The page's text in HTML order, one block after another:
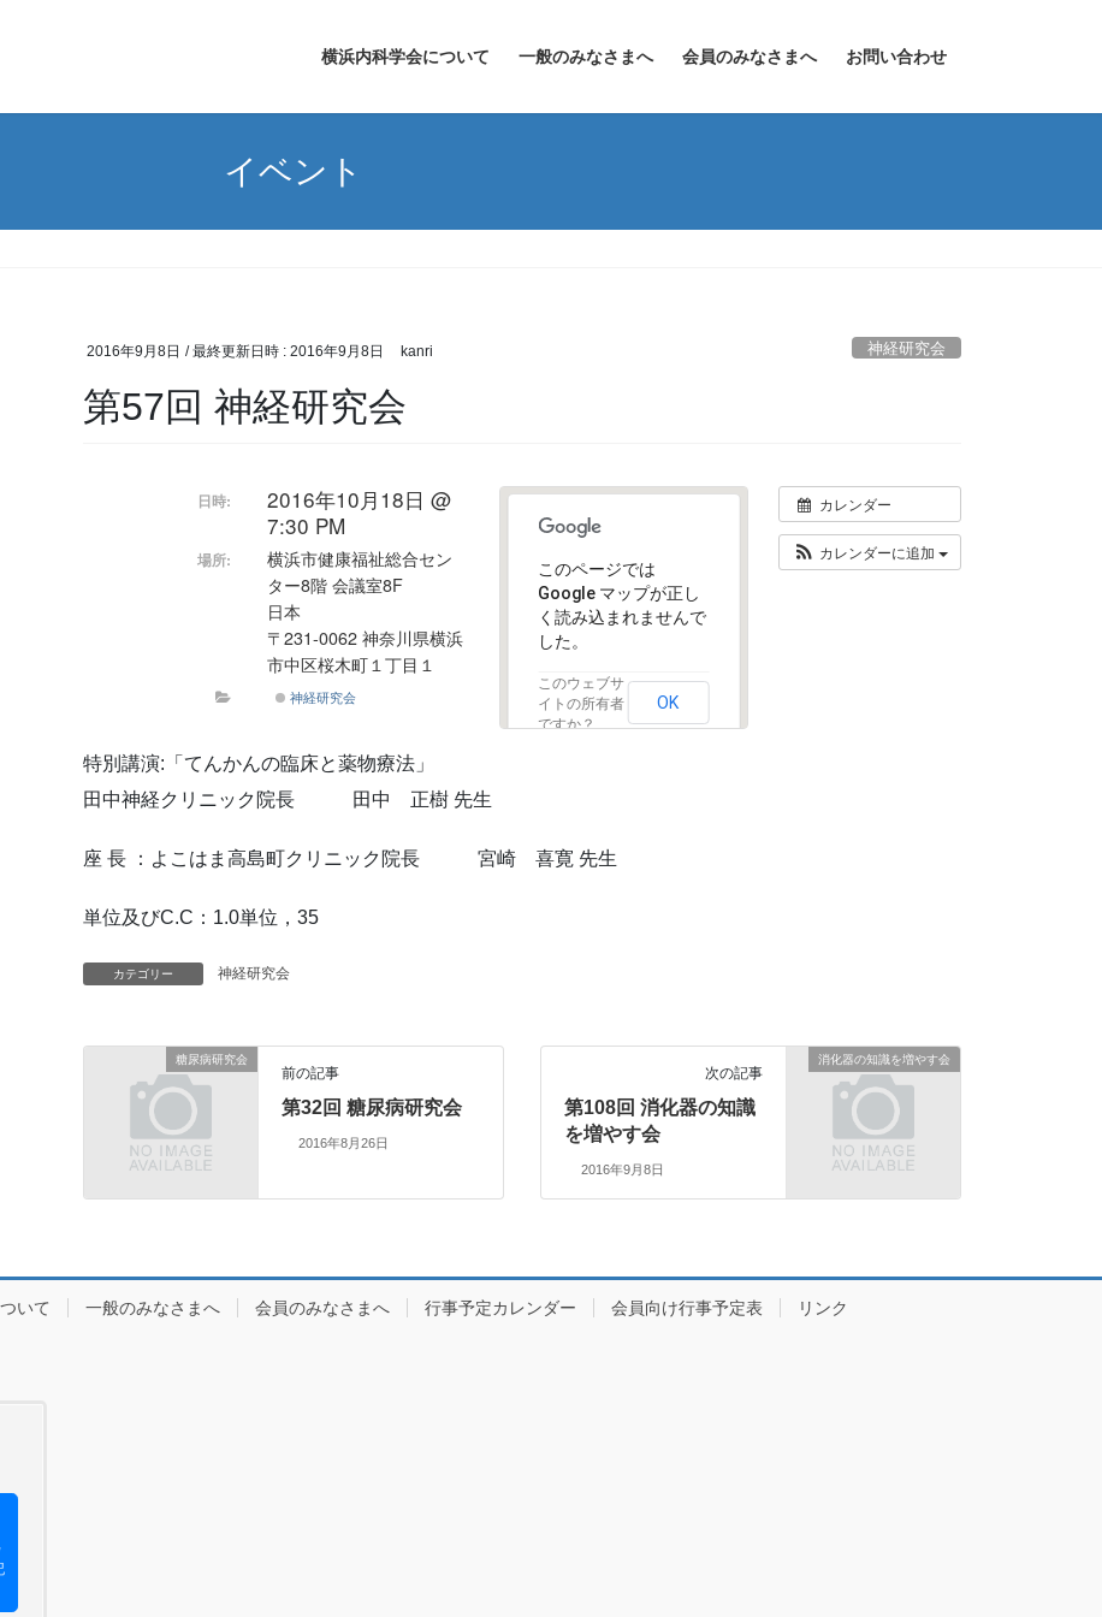
横浜内科学会について 一般のみなさまへ 会員のみなさまへ お問い合わせ
イベント
2016年9月8日 / 最終更新日時 : 2016年9月8日 kanri 神経研究会
第57回 神経研究会
カレンダー
カレンダーに追加
このページでは
Google マップが正し
く読み込まれませんで
した。
このウェブサ
イトの所有者
ですか？
OK
日時:
2016年10月18日 @
7:30 PM
場所:
横浜市健康福祉総合セン
ター8階 会議室8F
日本
〒231-0062 神奈川県横浜
市中区桜木町１丁目１
神経研究会
特別講演:「てんかんの臨床と薬物療法」
田中神経クリニック院長 田中 正樹 先生
座 長 ：よこはま高島町クリニック院長 宮崎 喜寛 先生
単位及びC.C：1.0単位，35
カテゴリー 神経研究会
糖尿病研究会
前の記事
第32回 糖尿病研究会
2016年8月26日
消化器の知識を増やす会
次の記事
第108回 消化器の知識
を増やす会
2016年9月8日
いて 一般のみなさまへ 会員のみなさまへ 行事予定カレンダー 会員向け行事予定表
リンク